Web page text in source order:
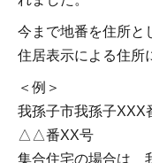
今まで地番を住所と
住居表示による住所
＜例＞
我孫子市我孫子
△△番XX号
集合住宅の場合は